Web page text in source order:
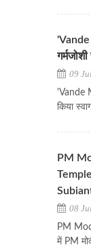
09
'Vande
किया
PM
08
PM
में PM